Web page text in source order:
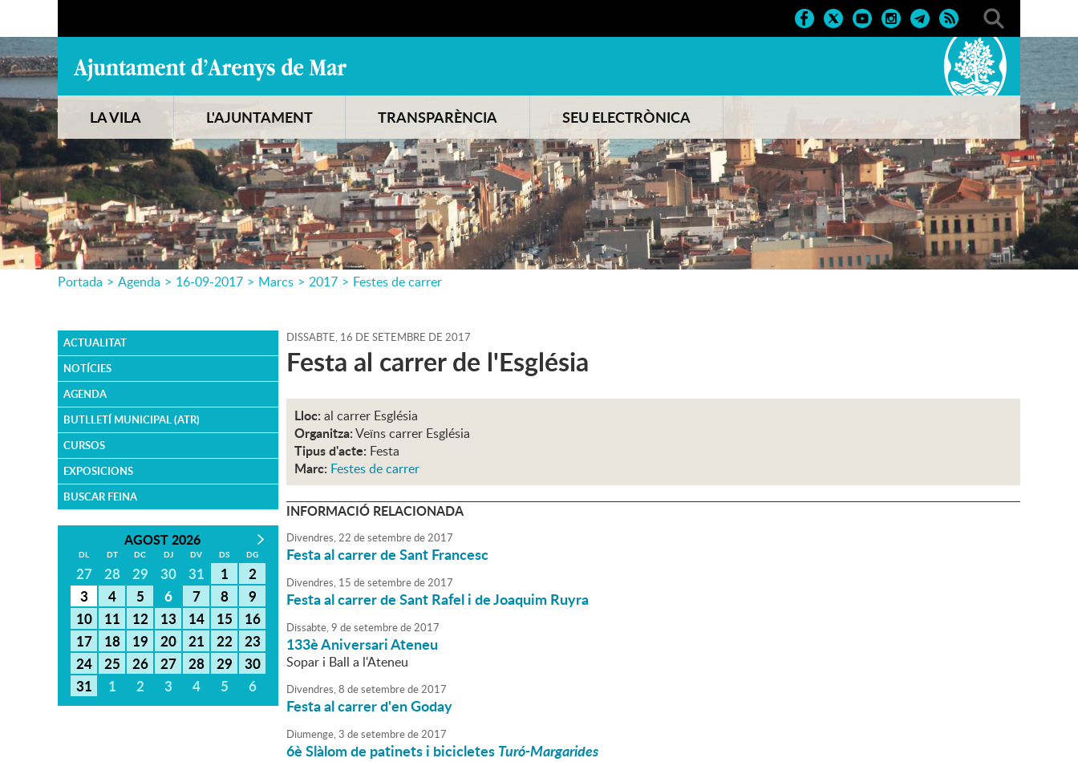
LA VILA L'AJUNTAMENT TRANSPARÈNCIA SEU ELECTRÒNICA
Portada > Agenda > 16-09-2017 > Marcs > 2017 > Festes de carrer
ACTUALITAT
NOTÍCIES
AGENDA
BUTLLETÍ MUNICIPAL (ATR)
CURSOS
EXPOSICIONS
BUSCAR FEINA
AGOST 2026
DL DT DC DJ DV DS DG
27 28 29 30 31 1
2
3
4 5 6 7 8
9
10
11 12 13 14 15
16
17
18 19 20 21 22
23
24
25 26 27 28 29
30
31
1 2 3 4 5 6
DISSABTE, 16 DE SETEMBRE DE 2017
Festa al carrer de l'Església
Lloc: al carrer Església
Organitza:Veïns carrer Església
Tipus d'acte: Festa
Marc: Festes de carrer
INFORMACIÓ RELACIONADA
Divendres,22 desetembrede2017
Festa al carrer de Sant Francesc
Divendres, 15 desetembrede2017
Festa al carrer de Sant Rafel i de Joaquim Ruyra
Dissabte,9 desetembrede2017
133è Aniversari Ateneu
Sopar i Ball a l'Ateneu
Divendres,8 desetembrede2017
Festa al carrer d'en Goday
Diumenge,3 desetembrede2017
6è Slàlom de patinets i bicicletesTuró-Margarides